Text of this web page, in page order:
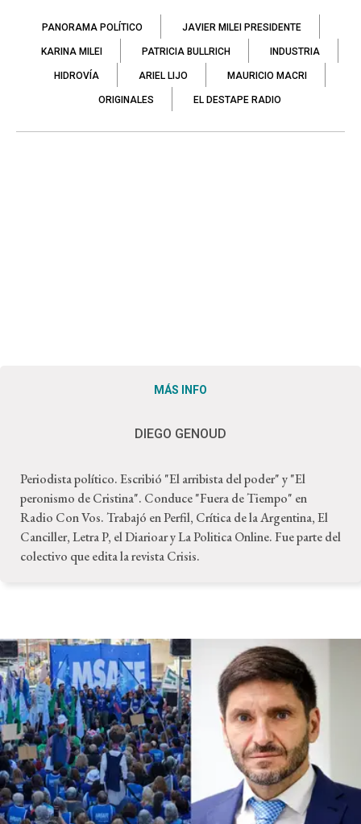
PANORAMA POLÍTICO JAVIER MILEI PRESIDENTE
KARINA MILEI PATRICIA BULLRICH INDUSTRIA
HIDROVÍA ARIEL LIJO MAURICIO MACRI
ORIGINALES EL DESTAPE RADIO
MÁS INFO
DIEGO GENOUD
Periodista político. Escribió "El arribista del poder" y "El
peronismo de Cristina". Conduce "Fuera de Tiempo" en
Radio Con Vos. Trabajó en Perfil, Crítica de la Argentina, El
Canciller, Letra P, el Diarioar y La Politica Online. Fue parte del
colectivo que edita la revista Crisis.